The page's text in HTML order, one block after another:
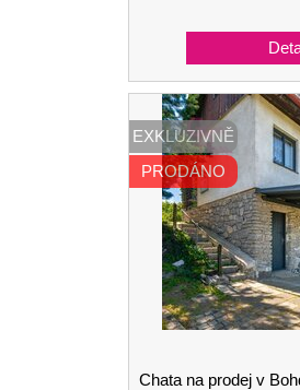
EXKLUZIVNĚ
PRODÁNO
Chata na prodej v Bohdalicích